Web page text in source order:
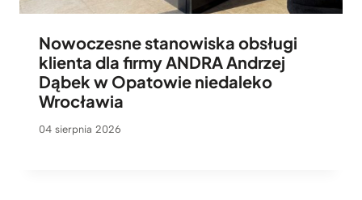
Nowoczesne stanowiska obsługi
klienta dla firmy ANDRA Andrzej
Dąbek w Opatowie niedaleko
Wrocławia
04 sierpnia 2026